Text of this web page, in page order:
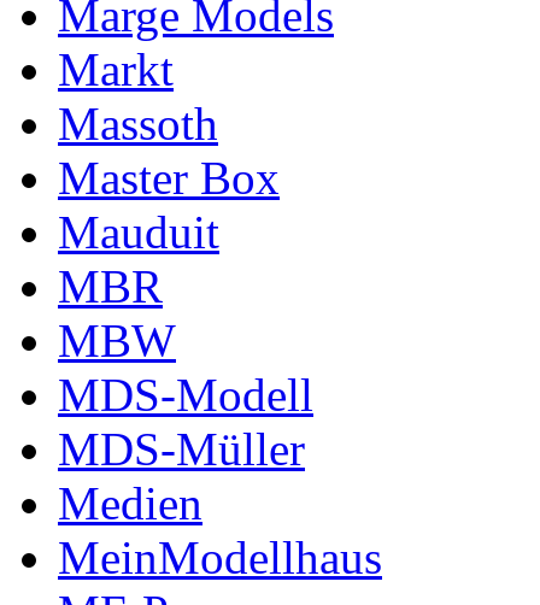
Marge Models
Markt
Massoth
Master Box
Mauduit
MBR
MBW
MDS-Modell
MDS-Müller
Medien
MeinModellhaus